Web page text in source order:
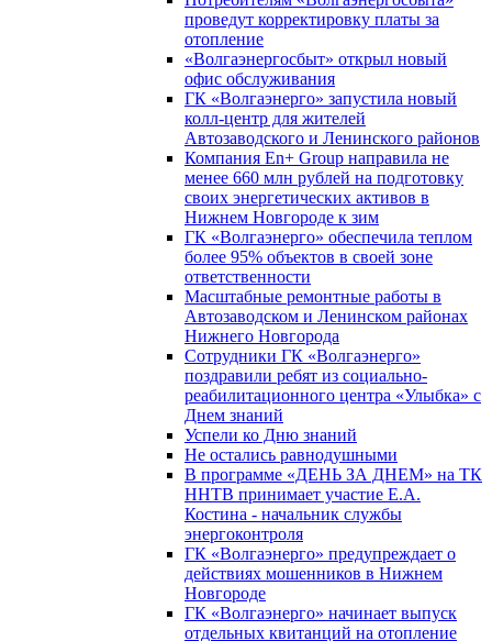
проведут корректировку платы за
отопление
«Волгаэнергосбыт» открыл новый
офис обслуживания
ГК «Волгаэнерго» запустила новый
колл-центр для жителей
Автозаводского и Ленинского районов
Компания En+ Group направила не
менее 660 млн рублей на подготовку
своих энергетических активов в
Нижнем Новгороде к зим
ГК «Волгаэнерго» обеспечила теплом
более 95% объектов в своей зоне
ответственности
Масштабные ремонтные работы в
Автозаводском и Ленинском районах
Нижнего Новгорода
Сотрудники ГК «Волгаэнерго»
поздравили ребят из социально-
реабилитационного центра «Улыбка» с
Днем знаний
Успели ко Дню знаний
Не остались равнодушными
В программе «ДЕНЬ ЗА ДНЕМ» на ТК
ННТВ принимает участие Е.А.
Костина - начальник службы
энергоконтроля
ГК «Волгаэнерго» предупреждает о
действиях мошенников в Нижнем
Новгороде
ГК «Волгаэнерго» начинает выпуск
отдельных квитанций на отопление